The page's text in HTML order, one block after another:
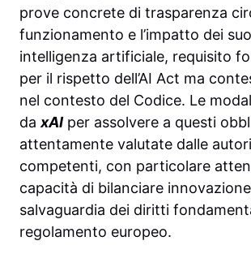
prove concrete di trasparenza
funzionamento e l’impatto dei
intelligenza artificiale, requisito
per il rispetto dell’AI Act ma
nel contesto del Codice. Le
da xAIper assolvere a questi
attentamente valutate dalle
competenti, con particolare
capacità di bilanciare
salvaguardia dei diritti
regolamento europeo.